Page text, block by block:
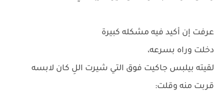
عرفت إن أكيد فيه مشكله كبيرة
دخلت وراه بسرعه،
لقيته بيلبس جاكيت فوق التي شيرت اللِ كان لابسه
قربت منه وقلت: